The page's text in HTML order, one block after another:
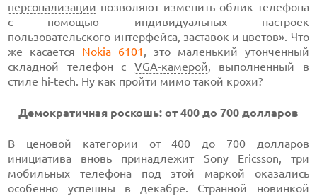
персонализации позволяют изменить облик телефона
с помощью индивидуальных настроек
пользовательского интерфейса, заставок и цветов». Что
же касается Nokia 6101 , это маленький утонченный
складной телефон с VGA-камерой, выполненный в
стиле hi-tech. Ну как пройти мимо такой крохи?
Демократичная роскошь: от 400 до 700 долларов
В ценовой категории от 400 до 700 долларов
инициатива вновь принадлежит Sony Ericsson, три
мобильных телефона под этой маркой оказались
особенно успешны в декабре. Странной новинкой